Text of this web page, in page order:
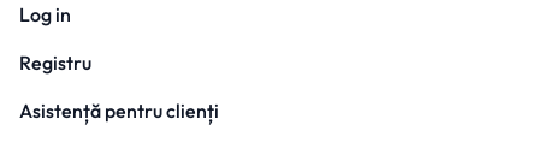
Log in
Registru
Asistență pentru clienți